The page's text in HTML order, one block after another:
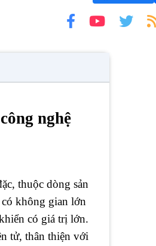
nghệ
thuộc dòng sản
có không gian lớn
có giá trị lớn.
tử, thân thiện với